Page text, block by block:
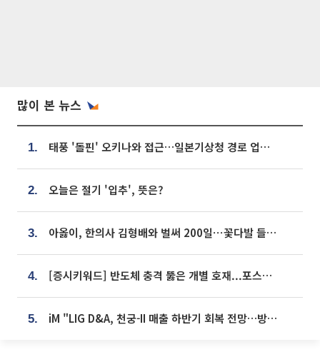
많이 본 뉴스
1. 태풍 '돌핀' 오키나와 접근…일본기상청 경로 업데이트
2. 오늘은 절기 '입추', 뜻은?
3. 아옳이, 한의사 김형배와 벌써 200일⋯꽃다발 들고 "프러포즈 아냐"
4. [증시키워드] 반도체 충격 뚫은 개별 호재...포스코퓨처엠·에코프로·한화솔루션 '눈길'
5. iM "LIG D&A, 천궁-II 매출 하반기 회복 전망…방산 톱픽 유지"